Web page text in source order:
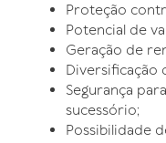
Proteção
Potencial de
Geração de
Diversificação
Segurança
sucessório;
Possibilidade